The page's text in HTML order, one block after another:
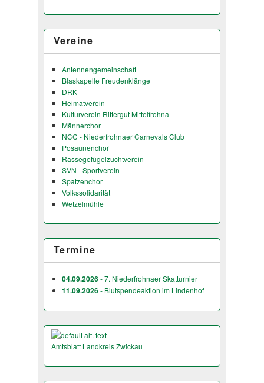
Vereine
Antennengemeinschaft
Blaskapelle Freudenklänge
DRK
Heimatverein
Kulturverein Rittergut Mittelfrohna
Männerchor
NCC - Niederfrohnaer Carnevals Club
Posaunenchor
Rassegefügelzuchtverein
SVN - Sportverein
Spatzenchor
Volkssolidarität
Wetzelmühle
Termine
04.09.2026- 7. Niederfrohnaer Skatturnier
11.09.2026- Blutspendeaktion im Lindenhof
Amtsblatt Landkreis Zwickau